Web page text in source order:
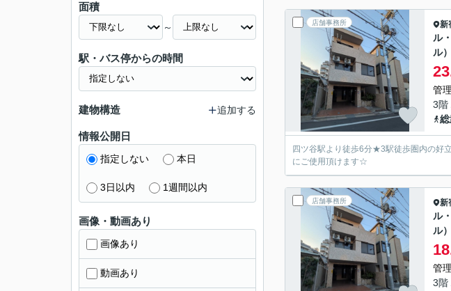
店舗事務所 新
ル
ル
管
3階
四ツ谷駅より徒歩6分★3駅徒歩圏内の好
にご使用頂けます☆
店舗事務所 新
ル
ル
管
3階
面積
～
駅・バス停からの時間
建物構造 追加する
情報公開日
指定しない 本日
3日以内 1週間以内
画像・動画あり
画像あり
動画あり